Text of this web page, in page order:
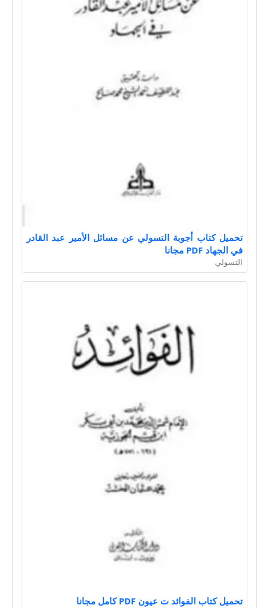
تحميل كتاب أجوبة التسولي عن مسائل الأمير عبد القادر
في الجهاد PDF مجانا
التسولي
تحميل كتاب الفوائد ت عيون PDF كامل مجانا